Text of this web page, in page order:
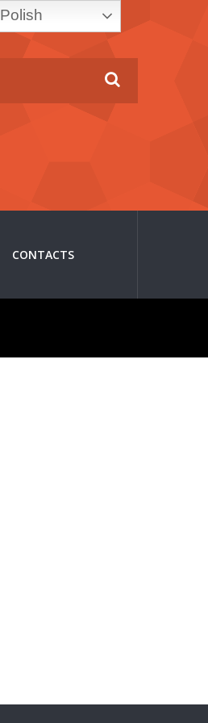
CONTACTS
Polish